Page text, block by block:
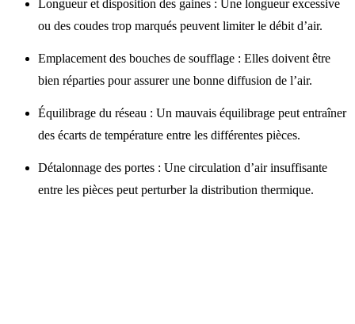
Longueur et disposition des gaines : Une longueur excessive
ou des coudes trop marqués peuvent limiter le débit d’air.
Emplacement des bouches de soufflage : Elles doivent être
bien réparties pour assurer une bonne diffusion de l’air.
Équilibrage du réseau : Un mauvais équilibrage peut entraîner
des écarts de température entre les différentes pièces.
Détalonnage des portes : Une circulation d’air insuffisante
entre les pièces peut perturber la distribution thermique.